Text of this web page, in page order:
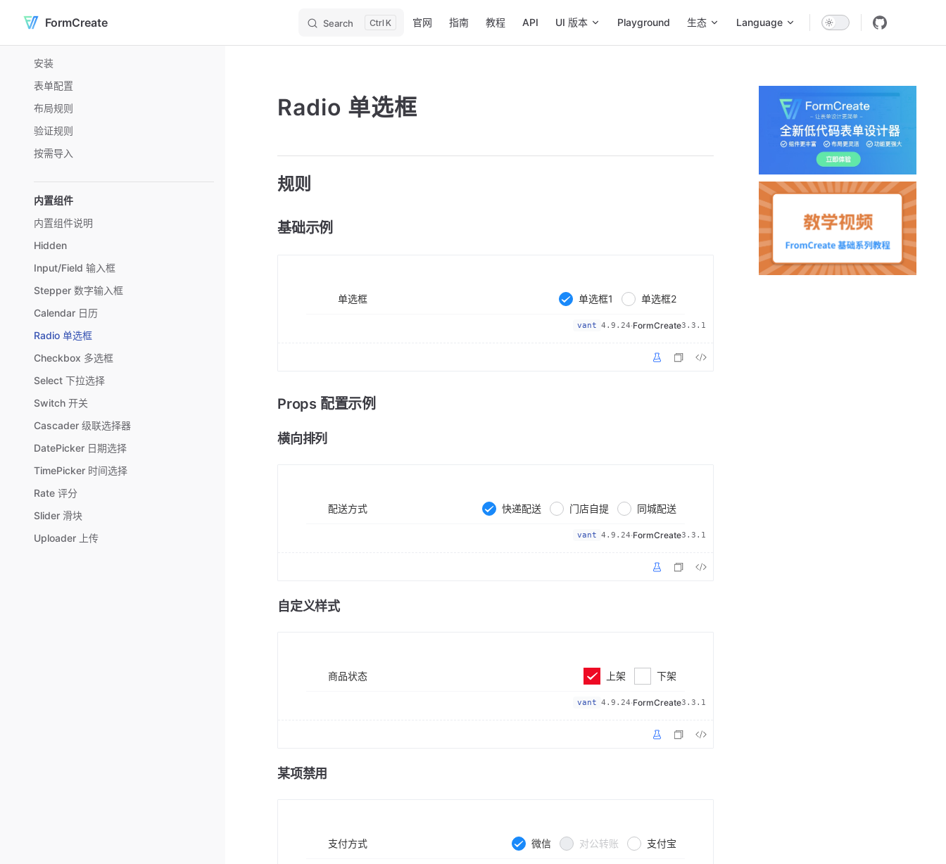
Skip to content
FormCreate Search K
官网
指南 教程 API UI 版本 Playground 生态 Language
安装
表单配置
布局规则
验证规则
按需导入
内置组件
内置组件说明
Hidden
Input/Field 输入框
Stepper 数字输入框
Calendar 日历
Radio 单选框
Checkbox 多选框
Select 下拉选择
Switch 开关
Cascader 级联选择器
DatePicker 日期选择
TimePicker 时间选择
Rate 评分
Slider 滑块
Uploader 上传
Radio 单选框
规则
基础示例
vant 4.9.24·FormCreate3.3.1
单选框 单选框1 单选框2
Props 配置示例
横向排列
vant 4.9.24·FormCreate3.3.1
配送方式 快递配送 门店自提 同城配送
自定义样式
vant 4.9.24·FormCreate3.3.1
商品状态 上架 下架
某项禁用
支付方式 微信 对公转账 支付宝